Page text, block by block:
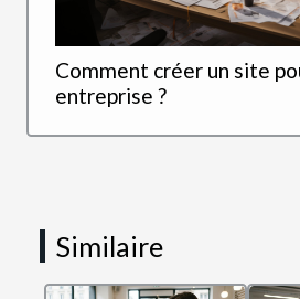
Comment créer un site
entreprise ?
Similaire